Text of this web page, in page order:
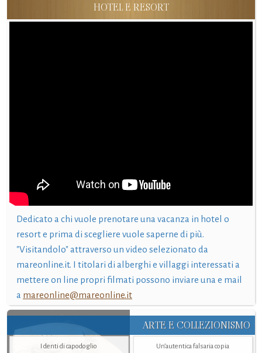
HOTEL E RESORT
Dedicato a chi vuole prenotare una vacanza in hotel o
resort e prima di scegliere vuole saperne di più.
"Visitandolo" attraverso un video selezionato da
mareonline.it. I titolari di alberghi e villaggi interessati a
mettere on line propri filmati possono inviare una e mail
a mareonline@mareonline.it
ARTE E COLLEZIONISMO
I denti di capodoglio
Un’autentica falsaria copia